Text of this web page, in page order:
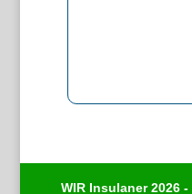
WIR Insulaner 2026